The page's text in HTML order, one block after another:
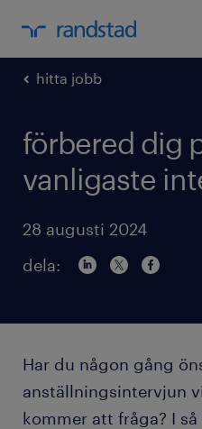
hitta jobb
förbered dig
vanligaste
28 augusti 2024
dela:
Har du någon gång
anställningsintervjun
kommer att fråga? I